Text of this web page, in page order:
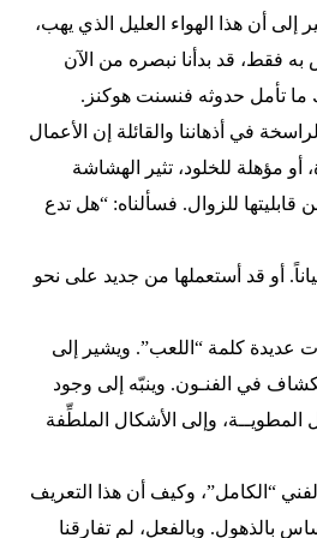
إلى أن هذا الهواء العليل الذي يهب،
فقط، قد بدأنا نبصره من الآن
تأمل حدوثه فنسنت هوكنز.
في أذهاننا والقائلة إن الأعمال
أو مؤهلة للخلود، تثير الهشاشة
قابليتها للزوال. فسألناه: “هل تدع
أو قد أستعملها من جديد على نحو
عديدة كلمة “اللعب”. ويشير إلى
في الفنـون. وينبّه إلى وجود
المطويــة، وإلى الأشكال الملطِّفة
“الكامل”، وكيف أن هذا التعريف
بالذهول. وبالفعل، لم تفارقنا